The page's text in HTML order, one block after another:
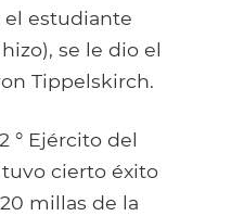
el estudiante
se le dio el
Tippelskirch.
° Ejército del
cierto éxito
millas de la